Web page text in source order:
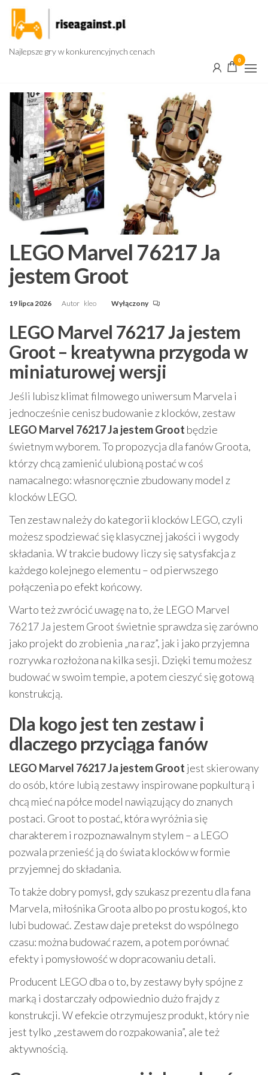
Przejdź
treści
Najlepsze gry w konkurencyjnych cenach
0
LEGO Marvel 76217 Ja
jestem Groot
19 lipca 2026 Autor kleo Wyłączony
LEGO Marvel 76217 Ja jestem
Groot – kreatywna przygoda w
miniaturowej wersji
Jeśli lubisz klimat filmowego uniwersum Marvela i
jednocześnie cenisz budowanie z klocków, zestaw
LEGO Marvel 76217 Ja jestem Groot będzie
świetnym wyborem. To propozycja dla fanów Groota,
którzy chcą zamienić ulubioną postać w coś
namacalnego: własnoręcznie zbudowany model z
klocków LEGO.
Ten zestaw należy do kategorii klocków LEGO, czyli
możesz spodziewać się klasycznej jakości i wygody
składania. W trakcie budowy liczy się satysfakcja z
każdego kolejnego elementu – od pierwszego
połączenia po efekt końcowy.
Warto też zwrócić uwagę na to, że LEGO Marvel
76217 Ja jestem Groot świetnie sprawdza się zarówno
jako projekt do zrobienia „na raz”, jak i jako przyjemna
rozrywka rozłożona na kilka sesji. Dzięki temu możesz
budować w swoim tempie, a potem cieszyć się gotową
konstrukcją.
Dla kogo jest ten zestaw i
dlaczego przyciąga fanów
LEGO Marvel 76217 Ja jestem Groot jest skierowany
do osób, które lubią zestawy inspirowane popkulturą i
chcą mieć na półce model nawiązujący do znanych
postaci. Groot to postać, która wyróżnia się
charakterem i rozpoznawalnym stylem – a LEGO
pozwala przenieść ją do świata klocków w formie
przyjemnej do składania.
To także dobry pomysł, gdy szukasz prezentu dla fana
Marvela, miłośnika Groota albo po prostu kogoś, kto
lubi budować. Zestaw daje pretekst do wspólnego
czasu: można budować razem, a potem porównać
efekty i pomysłowość w dopracowaniu detali.
Producent LEGO dba o to, by zestawy były spójne z
marką i dostarczały odpowiednio dużo frajdy z
konstrukcji. W efekcie otrzymujesz produkt, który nie
jest tylko „zestawem do rozpakowania”, ale też
aktywnością.